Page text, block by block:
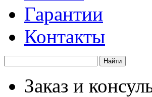
Гарантии
Контакты
Заказ и